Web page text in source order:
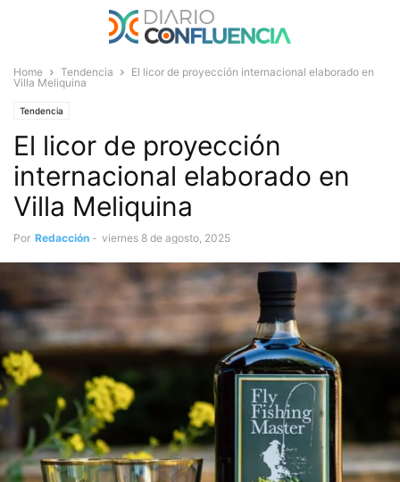
Home Tendencia
El licor de proyección internacional elaborado en
Villa Meliquina
Tendencia
El licor de proyección
internacional elaborado en
Villa Meliquina
Por Redacción - viernes 8 de agosto, 2025